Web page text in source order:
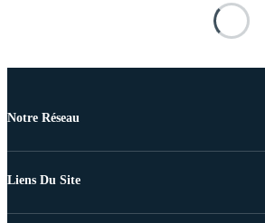
Notre Réseau
Liens Du Site